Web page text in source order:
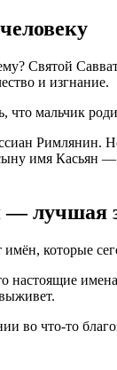
Святой
и изгнание.
мальчик
Римлянин.
имя
— лучшая
которые
настоящие
во что-то